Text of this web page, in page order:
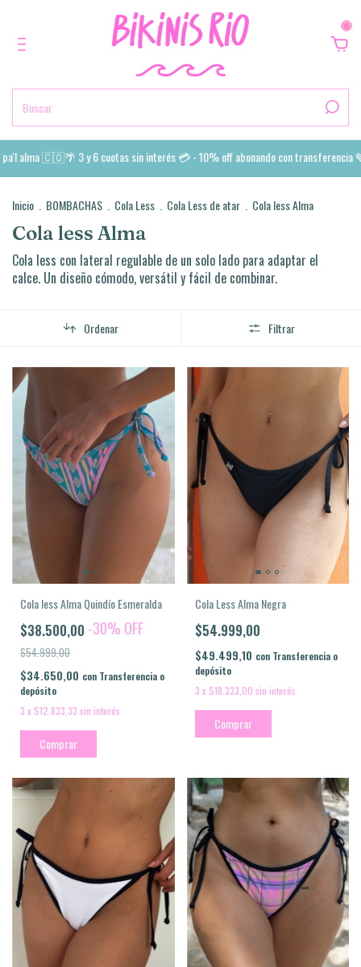
0
alma 🇨🇴🌴 3 y 6 cuotas sin interés 💳 - 10% off abonando con transferencia 💙
Inicio BOMBACHAS Cola Less Cola Less de atar Cola less Alma
Cola less Alma
Cola less con lateral regulable de un solo lado para adaptar el
calce. Un diseño cómodo, versátil y fácil de combinar.
Ordenar Filtrar
Cola less Alma Quindío Esmeralda
$38.500,00 -30% OFF
$54.999,00
$34.650,00 con Transferencia o
depósito
3 x $12.833,33 sin interés
Comprar
Cola Less Alma Negra
$54.999,00
$49.499,10 con Transferencia o
depósito
3 x $18.333,00 sin interés
Comprar